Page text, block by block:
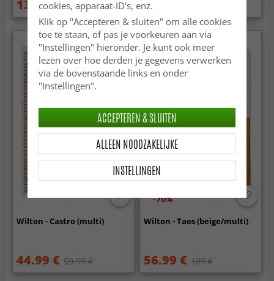
134.99 € 189 € 64.99 €
Wilton - Castro (multi)
44.99 € 59.99 €
-70%
Wilton - Taos (beige/multi)
56.99 € 189 €
cookies, apparaat-ID's, enz.
Klik op "Accepteren & sluiten" om alle cookies
toe te staan, of pas je voorkeuren aan via
"Instellingen" hieronder. Je kunt ook meer
lezen over hoe derden je gegevens verwerken
via de bovenstaande links en onder
"Instellingen".
INSTELLINGEN
ALLEEN NOODZAKELIJKE
ACCEPTEREN & SLUITEN